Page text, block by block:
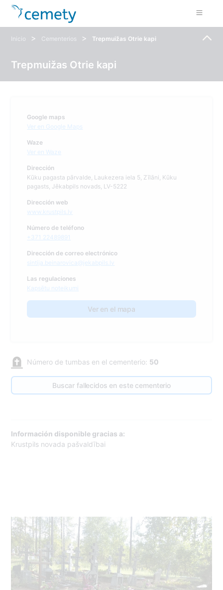
Inicio > Cementerios > Trepmuižas Otrie kapi
Trepmuižas Otrie kapi
Google maps
Ver en Google Maps
Waze
Ver en Waze
Dirección
Kūku pagasta pārvalde, Laukezera iela 5, Zīlāni, Kūku
pagasts, Jēkabpils novads, LV-5222
Dirección web
www.krustpils.lv
Número de teléfono
+371 22489891
Dirección de correo electrónico
sintija.beinarovica@jekabpils.lv
Las regulaciones
Kapsētu noteikumi
Ver en el mapa
Número de tumbas en el cementerio: 50
Buscar fallecidos en este cementerio
Información disponible gracias a:
Krustpils novada pašvaldībai